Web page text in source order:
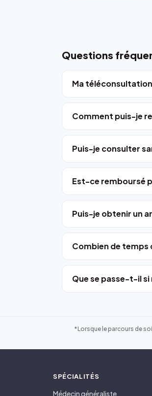
Questions
Ma
Comment puis-je
Puis-je consulter
Est-ce remboursé
Puis-je obtenir un
Combien de temps
Que se passe-t-il si
*Lorsque le parcours de
SPÉCIALITÉS
Médecin généraliste